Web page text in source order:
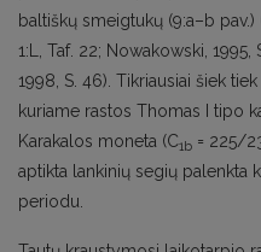
baltiškų smeigtukų (9:a–b pav.)
1:L, Taf. 22; Nowakowski, 1995,
1998, S. 46). Tikriausiai šiek
kuriame rastos Thomas I tipo
Karakalos moneta (C1b = 225/
aptikta lankinių segių palenkta
periodu.